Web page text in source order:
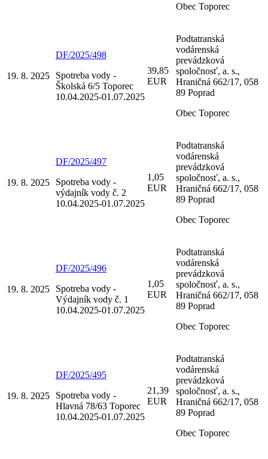
Obec Toporec
19. 8. 2025
DF/2025/498
Spotreba vody -
Školská 6/5 Toporec
10.04.2025-01.07.2025
39,85
EUR
Podtatranská
vodárenská
prevádzková
spoločnosť, a. s.,
Hraničná 662/17, 058
89 Poprad
Obec Toporec
19. 8. 2025
DF/2025/497
Spotreba vody -
výdajník vody č. 2
10.04.2025-01.07.2025
1,05
EUR
Podtatranská
vodárenská
prevádzková
spoločnosť, a. s.,
Hraničná 662/17, 058
89 Poprad
Obec Toporec
19. 8. 2025
DF/2025/496
Spotreba vody -
Výdajník vody č. 1
10.04.2025-01.07.2025
1,05
EUR
Podtatranská
vodárenská
prevádzková
spoločnosť, a. s.,
Hraničná 662/17, 058
89 Poprad
Obec Toporec
19. 8. 2025
DF/2025/495
Spotreba vody -
Hlavná 78/63 Toporec
10.04.2025-01.07.2025
21,39
EUR
Podtatranská
vodárenská
prevádzková
spoločnosť, a. s.,
Hraničná 662/17, 058
89 Poprad
Obec Toporec